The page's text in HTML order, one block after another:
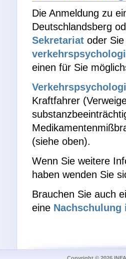
Die Anmeldung zu
Deutschlandsberg
Sekretariat oder
einen für Sie
Kraftfahrer
(siehe oben).
Wenn Sie weitere
haben wenden Sie
Brauchen Sie auch
eine Nachschulung